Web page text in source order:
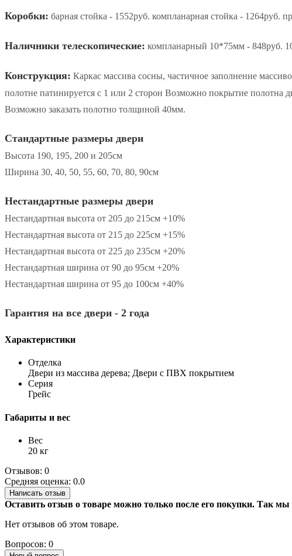
Коробки: барная стойка - 1552руб. компланарная стойка - 1264руб.
Наличники телескопические: компланарный 10*75мм - 848руб.
Конструкция: Каркас массива сосны, частичное заполнение
полотне патинируется с 1 или 2 сторон Возможно покрытие
Возможно заказать полотно толщиной 40мм.
Стандартные размеры двери
Высота 190, 195, 200 и 205см
Ширина 30, 40, 50, 55, 60, 70, 80, 90см
Нестандартные размеры двери
Нестандартная высота от 205 до 215см +10%
Нестандартная высота от 215 до 225см +15%
Нестандартная высота от 225 до 235см +20%
Нестандартная ширина от 90 до 95см +20%
Нестандартная ширина от 95 до 100см +40%
Гарантия на все двери - 2 года
Характеристики
Отделка
Двери из массива дерева; Двери с ПВХ покрытием
Серия
Грейс
Габариты и вес
Вес
20 кг
Отзывов: 0
Средняя оценка: 0.0
Написать отзыв
Оставить отзыв о товаре можно только после его покупки. Так
Нет отзывов об этом товаре.
Вопросов: 0